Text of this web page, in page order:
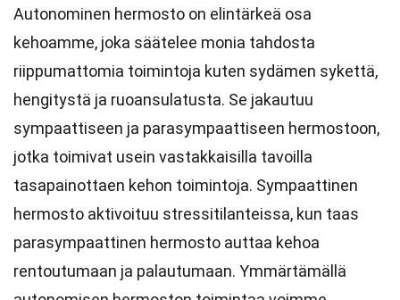
Autonominen hermosto on elintärkeä osa
kehoamme, joka säätelee monia tahdosta
riippumattomia toimintoja kuten sydämen sykettä,
hengitystä ja ruoansulatusta. Se jakautuu
sympaattiseen ja parasympaattiseen hermostoon,
jotka toimivat usein vastakkaisilla tavoilla
tasapainottaen kehon toimintoja. Sympaattinen
hermosto aktivoituu stressitilanteissa, kun taas
parasympaattinen hermosto auttaa kehoa
rentoutumaan ja palautumaan. Ymmärtämällä